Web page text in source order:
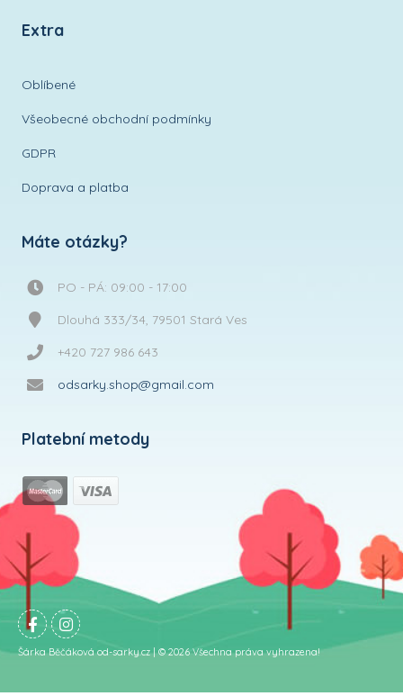
Extra
Oblíbené
Všeobecné obchodní podmínky
GDPR
Doprava a platba
Máte otázky?
PO - PÁ: 09:00 - 17:00
Dlouhá 333/34, 79501 Stará Ves
+420 727 986 643
odsarky.shop@gmail.com
Platební metody
Šárka Běčáková od-sarky.cz | © 2026 Všechna práva vyhrazena!